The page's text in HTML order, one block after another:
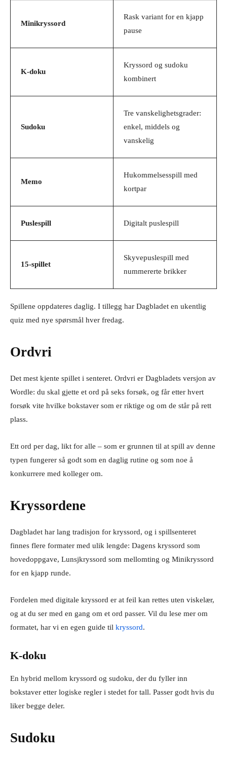
Minikryssord
Rask variant for en kjapp
pause
K-doku
Kryssord og sudoku
kombinert
Sudoku
Tre vanskelighetsgrader:
enkel, middels og
vanskelig
Memo
Hukommelsesspill med
kortpar
Puslespill Digitalt puslespill
15-spillet
Skyvepuslespill med
nummererte brikker
Spillene oppdateres daglig. I tillegg har Dagbladet en ukentlig
quiz med nye spørsmål hver fredag.
Ordvri
Det mest kjente spillet i senteret. Ordvri er Dagbladets versjon av
Wordle: du skal gjette et ord på seks forsøk, og får etter hvert
forsøk vite hvilke bokstaver som er riktige og om de står på rett
plass.
Ett ord per dag, likt for alle – som er grunnen til at spill av denne
typen fungerer så godt som en daglig rutine og som noe å
konkurrere med kolleger om.
Kryssordene
Dagbladet har lang tradisjon for kryssord, og i spillsenteret
finnes flere formater med ulik lengde: Dagens kryssord som
hovedoppgave, Lunsjkryssord som mellomting og Minikryssord
for en kjapp runde.
Fordelen med digitale kryssord er at feil kan rettes uten viskelær,
og at du ser med en gang om et ord passer. Vil du lese mer om
formatet, har vi en egen guide til kryssord.
K-doku
En hybrid mellom kryssord og sudoku, der du fyller inn
bokstaver etter logiske regler i stedet for tall. Passer godt hvis du
liker begge deler.
Sudoku